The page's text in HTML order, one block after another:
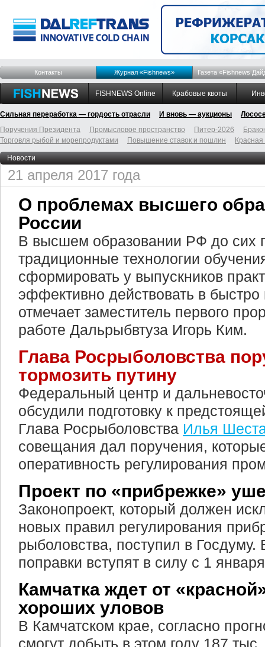
Контакты Журнал «Fishnews» Газета «Fishnews
FISHNEWS Online Крабовые квоты
Сильная переработка — гордость отрасли И вновь — аукционы
Поручения Президента
Промысловое пространство Питер-2026
Торговля рыбой и морепродуктами
Повышение ставок и пошлин
Новости
21 апреля 2017 года
О проблемах высшего
России
В высшем образовании РФ до сих
традиционные технологии
сформировать у выпускников
эффективно действовать в
отмечает заместитель первого
работе Дальрыбвтуза Игорь Ким.
Глава Росрыболовства
тормозить путину
Федеральный центр и
обсудили подготовку к
Глава Росрыболовства Илья
совещания дал поручения,
оперативность регулирования
Проект по «прибрежке»
Законопроект, который должен
новых правил регулирования
рыболовства, поступил в Госдуму.
поправки вступят в силу с 1
Камчатка ждет от
хороших уловов
В Камчатском крае, согласно
смогут добыть в этом году 187